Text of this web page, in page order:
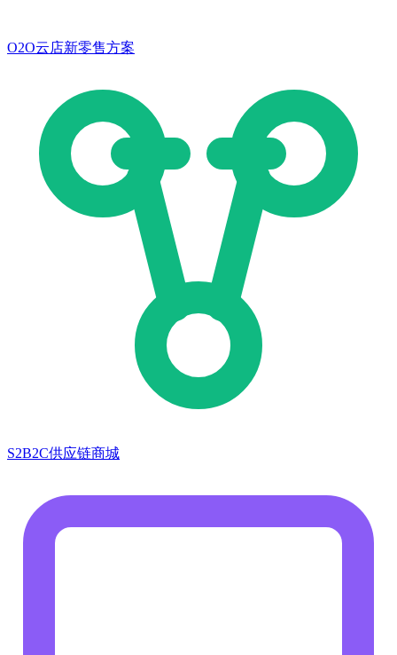
O2O云店新零售方案
S2B2C供应链商城